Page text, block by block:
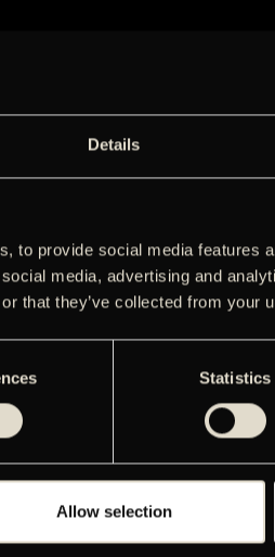
Details
to provide social media features
media, advertising and
that they’ve collected from your
Statistics
Allow selection